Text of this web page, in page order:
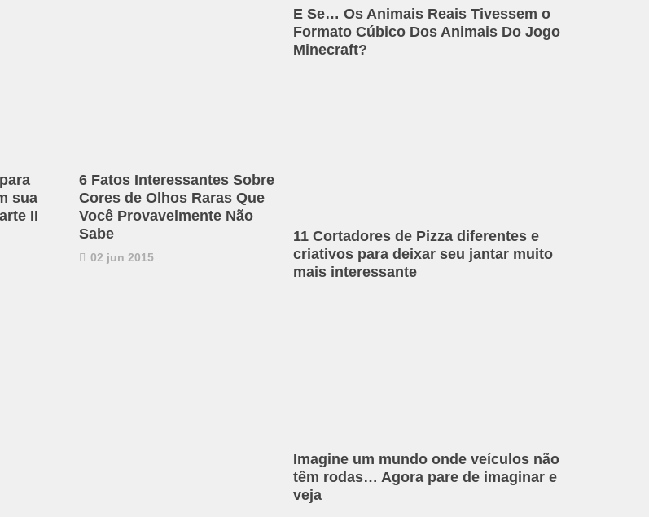
sua
II
6 Fatos Interessantes Sobre
Cores de Olhos Raras Que
Você Provavelmente Não
Sabe
02 jun 2015
E Se… Os Animais Reais Tivessem o
Formato Cúbico Dos Animais Do Jogo
Minecraft?
11 Cortadores de Pizza diferentes e
criativos para deixar seu jantar muito
mais interessante
Imagine um mundo onde veículos não
têm rodas… Agora pare de imaginar e
veja